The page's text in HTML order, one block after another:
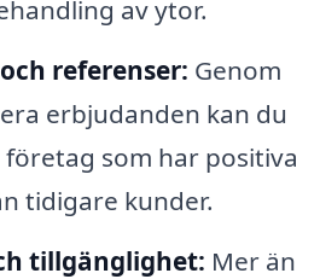
av ytor.
referenser: Genom
erbjudanden kan du
företag som har positiva
tidigare kunder.
tillgänglighet: Mer än